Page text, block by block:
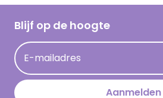
Hallmark Kaartclub
Acties
Persberichten
Hallmark en Kinderpostzegels
Cadeau inspiratie
Kaartinspiratie
Blijf op de hoogte
E-mailadres
Aanmelden